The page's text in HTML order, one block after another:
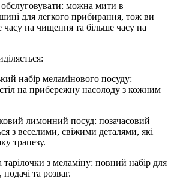
можна мити в
для легкого прибирання, тож ви
часу на чищення та більше часу на
набір меламінового посуду:
на прибережну насолоду з кожним
лимонний посуд: позачасовий
з веселими, свіжими деталями, які
трапезу.
з меламіну: повний набір для
та розваг.